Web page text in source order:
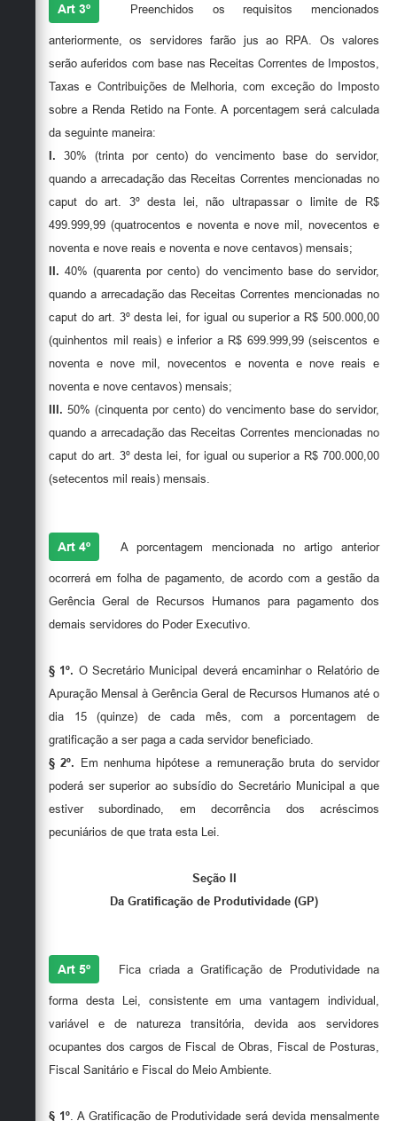
Art 3º Preenchidos os requisitos mencionados
anteriormente, os servidores farão jus ao RPA. Os valores
serão auferidos com base nas Receitas Correntes de Impostos,
Taxas e Contribuições de Melhoria, com exceção do Imposto
sobre a Renda Retido na Fonte. A porcentagem será calculada
da seguinte maneira:
I. 30% (trinta por cento) do vencimento base do servidor,
quando a arrecadação das Receitas Correntes mencionadas no
caput do art. 3º desta lei, não ultrapassar o limite de R$
499.999,99 (quatrocentos e noventa e nove mil, novecentos e
noventa e nove reais e noventa e nove centavos) mensais;
II.40% (quarenta por cento) do vencimento base do servidor,
quando a arrecadação das Receitas Correntes mencionadas no
caput do art. 3º desta lei, for igual ou superior a R$ 500.000,00
(quinhentos mil reais) e inferior a R$ 699.999,99 (seiscentos e
noventa e nove mil, novecentos e noventa e nove reais e
noventa e nove centavos) mensais;
III. 50% (cinquenta por cento) do vencimento base do servidor,
quando a arrecadação das Receitas Correntes mencionadas no
caput do art. 3º desta lei, for igual ou superior a R$ 700.000,00
(setecentos mil reais) mensais.
Art 4º A porcentagem mencionada no artigo anterior
ocorrerá em folha de pagamento, de acordo com a gestão da
Gerência Geral de Recursos Humanos para pagamento dos
demais servidores do Poder Executivo.
§ 1º. O Secretário Municipal deverá encaminhar o Relatório de
Apuração Mensal à Gerência Geral de Recursos Humanos até o
dia 15 (quinze) de cada mês, com a porcentagem de
gratificação a ser paga a cada servidor beneficiado.
§ 2º. Em nenhuma hipótese a remuneração bruta do servidor
poderá ser superior ao subsídio do Secretário Municipal a que
estiver subordinado, em decorrência dos acréscimos
pecuniários de que trata esta Lei.
Seção II
Da Gratificação de Produtividade (GP)
Art 5º Fica criada a Gratificação de Produtividade na
forma desta Lei, consistente em uma vantagem individual,
variável e de natureza transitória, devida aos servidores
ocupantes dos cargos de Fiscal de Obras, Fiscal de Posturas,
Fiscal Sanitário e Fiscal do Meio Ambiente.
§ 1º. A Gratificação de Produtividade será devida mensalmente